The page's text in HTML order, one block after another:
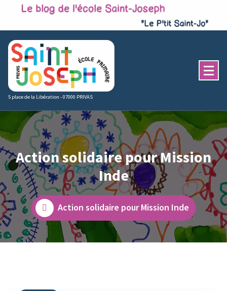
content
5 place de la Libération - 07000 PRIVAS
Action solidaire pour Mission
Inde
Action solidaire pour Mission Inde